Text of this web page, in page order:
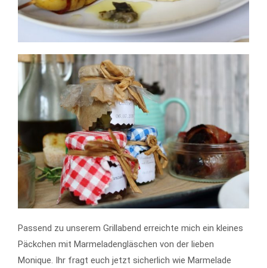
Passend zu unserem Grillabend erreichte mich ein kleines
Päckchen mit Marmeladengläschen von der lieben
Monique. Ihr fragt euch jetzt sicherlich wie Marmelade